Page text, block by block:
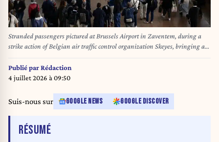
Stranded passengers pictured at Brussels Airport in Zaventem, during a
strike action of Belgian air traffic control organization Skeyes, bringing a
halt to all air traffic in Belgium, Tuesday 02 June 2026. BELGA PHOTO
JASPER JACOBS
Publié parRédaction
4 juillet 2026 à 09:50
Suis-nous sur GOOGLE NEWS GOOGLE DISCOVER
RÉSUMÉDE L'ARTICLE